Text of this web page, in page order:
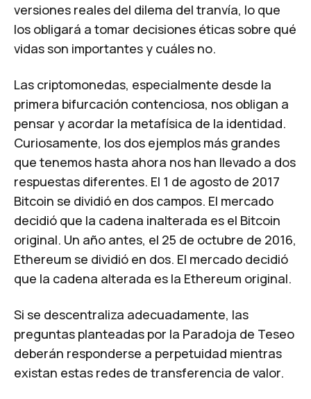
versiones reales del dilema del tranvía, lo que
los obligará a tomar decisiones éticas sobre qué
vidas son importantes y cuáles no.
Las criptomonedas, especialmente desde la
primera bifurcación contenciosa, nos obligan a
pensar y acordar la metafísica de la identidad.
Curiosamente, los dos ejemplos más grandes
que tenemos hasta ahora nos han llevado a dos
respuestas diferentes. El 1 de agosto de 2017
Bitcoin se dividió en dos campos. El mercado
decidió que la cadena inalterada es el Bitcoin
original. Un año antes, el 25 de octubre de 2016,
Ethereum se dividió en dos. El mercado decidió
que la cadena alterada es la Ethereum original.
Si se descentraliza adecuadamente, las
preguntas planteadas por la Paradoja de Teseo
deberán responderse a perpetuidad mientras
existan estas redes de transferencia de valor.